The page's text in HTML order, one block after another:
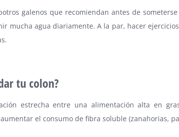
galenos que recomiendan antes de
mucha agua diariamente. A la par, hacer
tu colon?
estrecha entre una alimentación alta en
el consumo de fibra soluble (zanahorias,